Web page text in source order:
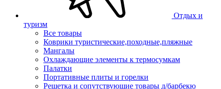
Отдых и
туризм
Все товары
Коврики туристические,походные,пляжные
Мангалы
Охлаждающие элементы к термосумкам
Палатки
Портативные плиты и горелки
Решетка и сопутствующие товары д/барбекю